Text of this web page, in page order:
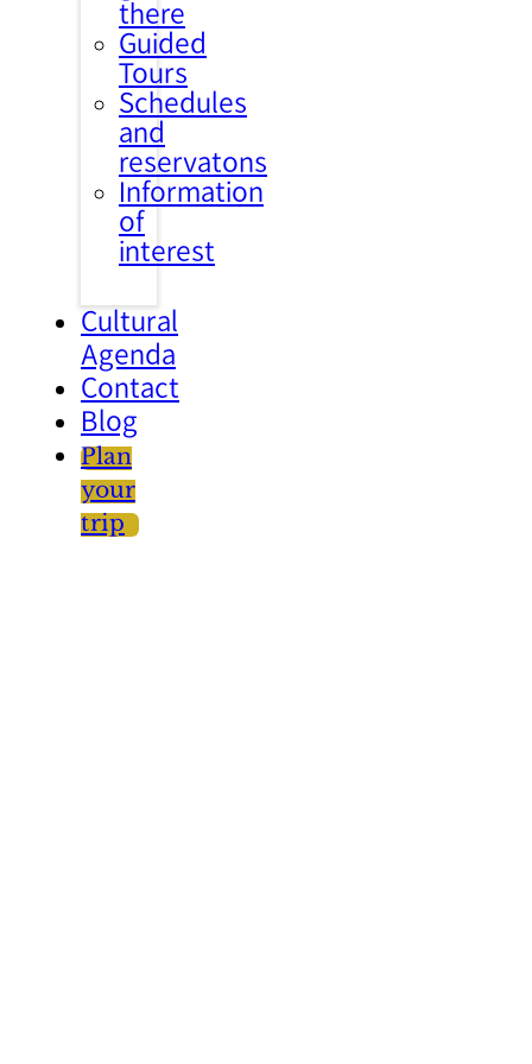
there
Guided
Tours
Schedules
and
reservatons
Information
of
interest
Cultural
Agenda
Contact
Blog
Plan
your
trip